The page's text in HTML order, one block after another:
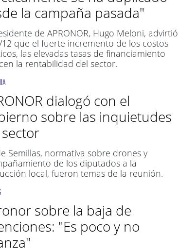
la campaña pasada"
de APRONOR, Hugo Meloni, advirtió
que el fuerte incremento de los costos
las elevadas tasas de financiamiento
la rentabilidad del sector.
dialogó con el
sobre las inquietudes
Semillas, normativa sobre drones y
de los diputados a la
local, fueron temas de la reunión.
sobre la baja de
"Es poco y no